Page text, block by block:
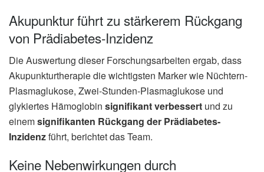
Akupunktur führt zu stärkerem Rückgang
von Prädiabetes-Inzidenz
Die Auswertung dieser Forschungsarbeiten ergab, dass
Akupunkturtherapie die wichtigsten Marker wie Nüchtern-
Plasmaglukose, Zwei-Stunden-Plasmaglukose und
glykiertes Hämoglobin signifikant verbessert und zu
einemsignifikanten Rückgang der Prädiabetes-
Inzidenzführt, berichtet das Team.
Keine Nebenwirkungen durch